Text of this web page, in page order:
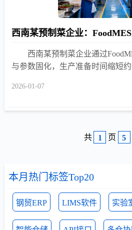
西南某预制菜企业通过
与参数固化，生产准备时间缩短
2026-01-07
本月热门标签Top20
钢贸ERP LIMS软件 实验
共 1 页 5